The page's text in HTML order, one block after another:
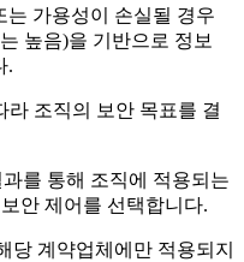
는 가용성이 손실될 경우
높음)을 기반으로 정보
.
라 조직의 보안 목표를 결
과를 통해 조직에 적용되는
안 제어를 선택합니다.
당 계약업체에만 적용되지